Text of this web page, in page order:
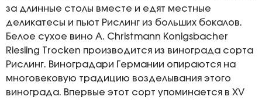
за длинные столы вместе и едят местные
деликатесы и пьют Рислинг из больших бокалов.
Белое сухое вино A. Christmann Konigsbacher
Riesling Trocken производится из винограда сорта
Рислинг. Виноградари Германии опираются на
многовековую традицию возделывания этого
винограда. Впервые этот сорт упоминается в XV